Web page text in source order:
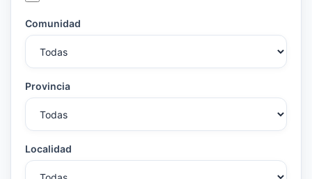
Comunidad
Provincia
Localidad